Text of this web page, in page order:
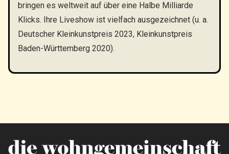
bringen es weltweit auf über eine Halbe Milliarde
Klicks. Ihre Liveshow ist vielfach ausgezeichnet (u. a.
Deutscher Kleinkunstpreis 2023, Kleinkunstpreis
Baden-Württemberg 2020).